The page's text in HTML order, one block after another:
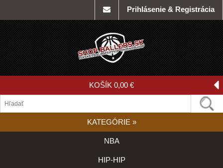
Prihlásenie & Registrácia
KOŠÍK 0,00 €
KATEGÓRIE »
NBA
HIP-HIP